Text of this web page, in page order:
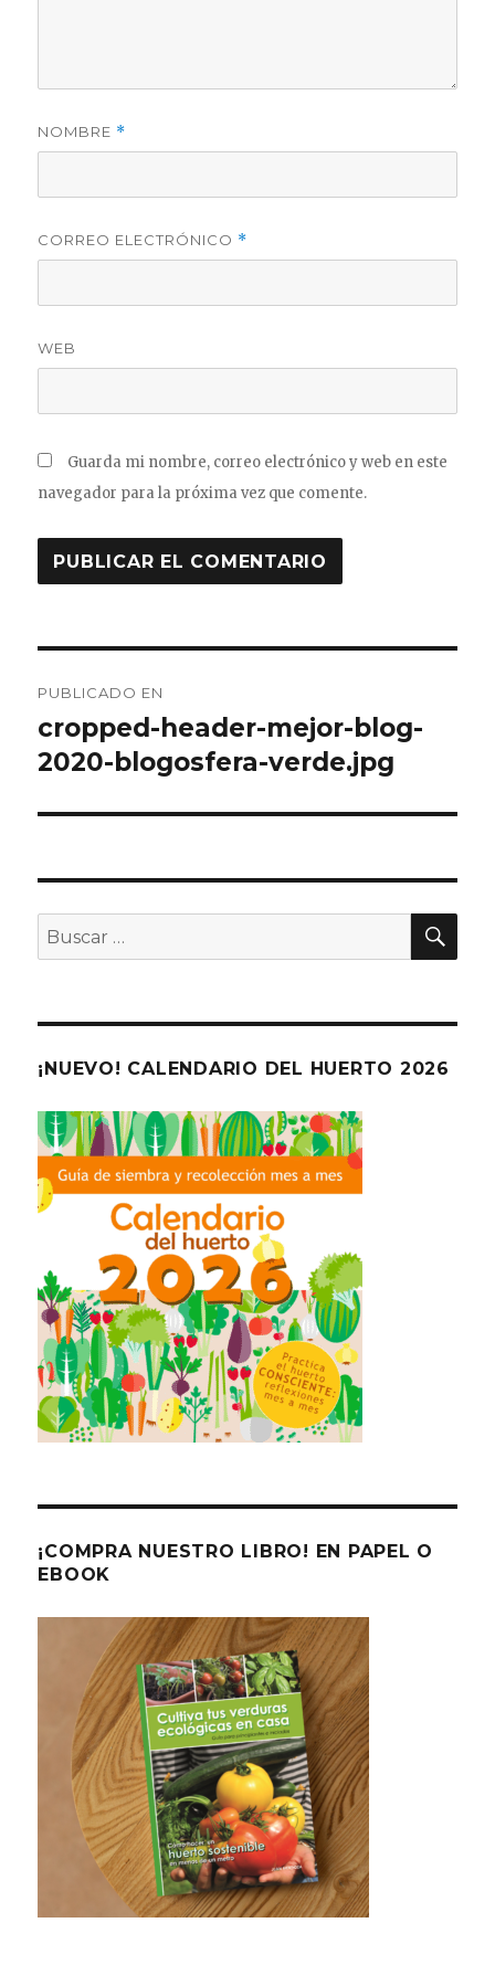
NOMBRE *
CORREO ELECTRÓNICO *
WEB
Guarda mi nombre, correo electrónico y web en este
navegador para la próxima vez que comente.
de
entradas
PUBLICADO EN
cropped-header-mejor-blog-
2020-blogosfera-verde.jpg
Buscar
por:
¡NUEVO! CALENDARIO DEL HUERTO 2026
¡COMPRA NUESTRO LIBRO! EN PAPEL O
EBOOK